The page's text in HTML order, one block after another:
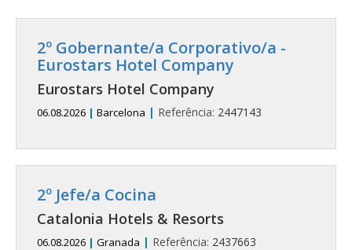
2º Gobernante/a Corporativo/a -
Eurostars Hotel Company
Eurostars Hotel Company
06.08.2026 | Barcelona | Referência: 2447143
2º Jefe/a Cocina
Catalonia Hotels & Resorts
06.08.2026 | Granada | Referência: 2437663